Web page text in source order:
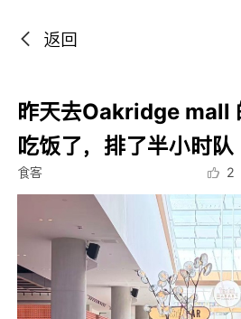
返回
昨天去Oakridge mall
吃饭了，排了半小时队
食客 2